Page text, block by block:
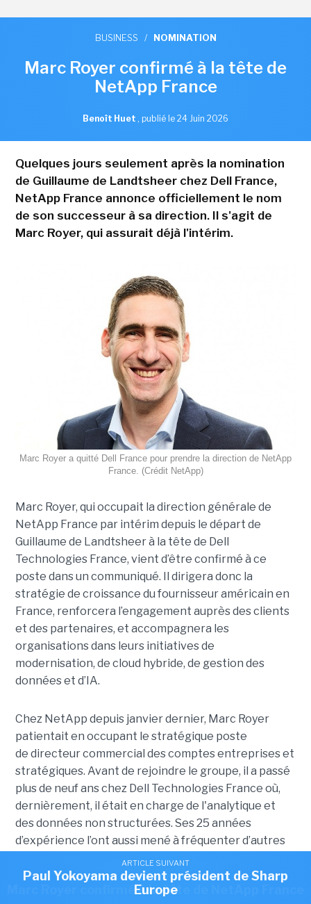
ARTICLE SUIVANT
Romain Passilly prend la direction de Visma
France
ARTICLE SUIVANT
Marc Royer confirmé à la tête de NetApp France
BUSINESS / NOMINATION
Marc Royer confirmé à la tête de
NetApp France
Benoît Huet , publié le 24 Juin 2026
Quelques jours seulement après la nomination
de Guillaume de Landtsheer chez Dell France,
NetApp France annonce officiellement le nom
de son successeur à sa direction. Il s'agit de
Marc Royer, qui assurait déjà l'intérim.
Marc Royer a quitté Dell France pour prendre la direction de NetApp
France. (Crédit NetApp)
Marc Royer, qui occupait la direction générale de
NetApp France par intérim depuis le départ de
Guillaume de Landtsheer à la tête de Dell
Technologies France, vient d’être confirmé à ce
poste dans un communiqué. Il dirigera donc la
stratégie de croissance du fournisseur américain en
France, renforcera l’engagement auprès des clients
et des partenaires, et accompagnera les
organisations dans leurs initiatives de
modernisation, de cloud hybride, de gestion des
données et d’IA.
Chez NetApp depuis janvier dernier, Marc Royer
patientait en occupant le stratégique poste
de directeur commercial des comptes entreprises et
stratégiques. Avant de rejoindre le groupe, il a passé
plus de neuf ans chez Dell Technologies France où,
dernièrement, il était en charge de l'analytique et
des données non structurées. Ses 25 années
d’expérience l’ont aussi mené à fréquenter d’autres
entreprises technologiques comme EMC et Rise, un
VAR spécialisé dans le stockage.
ARTICLE SUIVANT
Paul Yokoyama devient président de Sharp
Europe